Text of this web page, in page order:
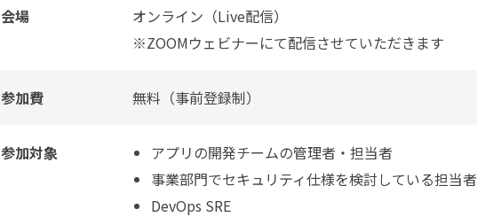
会場
オンライン（Live配信）
※ZOOMウェビナーにて配信させていただきます
参加費 無料 （事前登録制）
参加対象
アプリの開発チームの管理者・担当者
事業部門でセキュリティ仕様を検討している担当者
DevOps SRE